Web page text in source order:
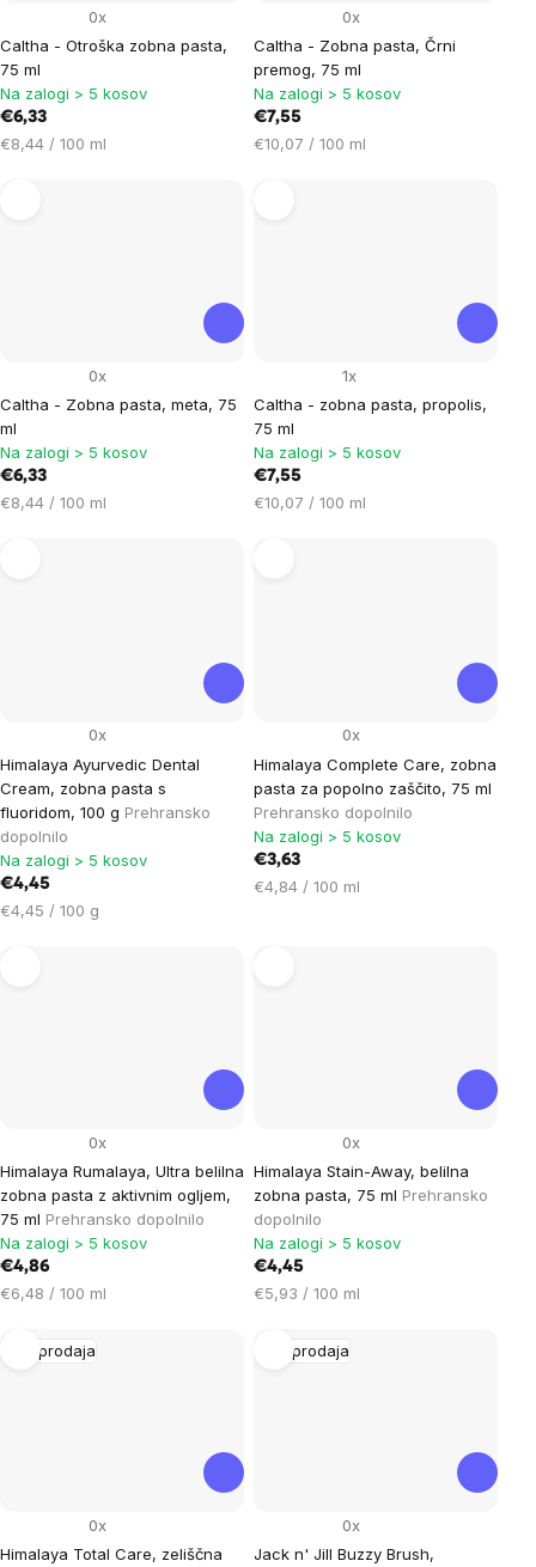
Caltha - Otroška zobna pasta,
75 ml
0x
Na zalogi > 5 kosov
€6,33
Cena
€8,44 / 100 ml
Caltha - Zobna pasta, Črni
premog, 75 ml
0x
Na zalogi > 5 kosov
€7,55
Cena
€10,07 / 100 ml
Caltha - Zobna pasta, meta, 75
ml
0x
Na zalogi > 5 kosov
€6,33
Cena
€8,44 / 100 ml
Caltha - zobna pasta, propolis,
75 ml
1x
Na zalogi > 5 kosov
€7,55
Cena
€10,07 / 100 ml
Himalaya Ayurvedic Dental
Cream, zobna pasta s
fluoridom, 100 g Prehransko
dopolnilo
0x
Na zalogi > 5 kosov
€4,45
Cena
€4,45 / 100 g
Himalaya Complete Care, zobna
pasta za popolno zaščito, 75 ml
Prehransko dopolnilo
0x
Na zalogi > 5 kosov
€3,63
Cena
€4,84 / 100 ml
Himalaya Rumalaya, Ultra belilna
zobna pasta z aktivnim ogljem,
75 ml Prehransko dopolnilo
0x
Na zalogi > 5 kosov
€4,86
Cena
enoto:
€6,48 / 100 ml
Himalaya Stain-Away, belilna
zobna pasta, 75 ml Prehransko
dopolnilo
0x
Na zalogi > 5 kosov
€4,45
Cena
enoto:
€5,93 / 100 ml
Razprodaja
Himalaya Total Care, zeliščna
0x
Razprodaja
Jack n' Jill Buzzy Brush,
0x